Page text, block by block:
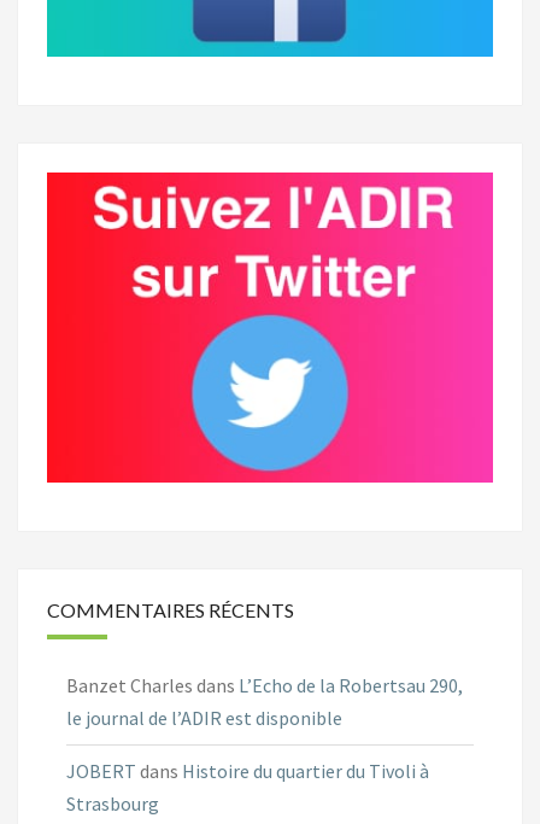
COMMENTAIRES RÉCENTS
Banzet Charles dans L’Echo de la Robertsau 290,
le journal de l’ADIR est disponible
JOBERT dans Histoire du quartier du Tivoli à
Strasbourg